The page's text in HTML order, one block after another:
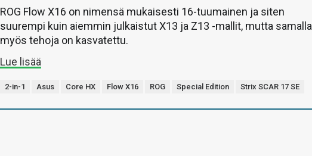
ROG Flow X16 on nimensä mukaisesti 16-tuumainen ja siten
suurempi kuin aiemmin julkaistut X13 ja Z13 -mallit, mutta samalla
myös tehoja on kasvatettu.
Lue lisää
2-in-1 Asus Core HX Flow X16 ROG Special Edition Strix SCAR 17 SE